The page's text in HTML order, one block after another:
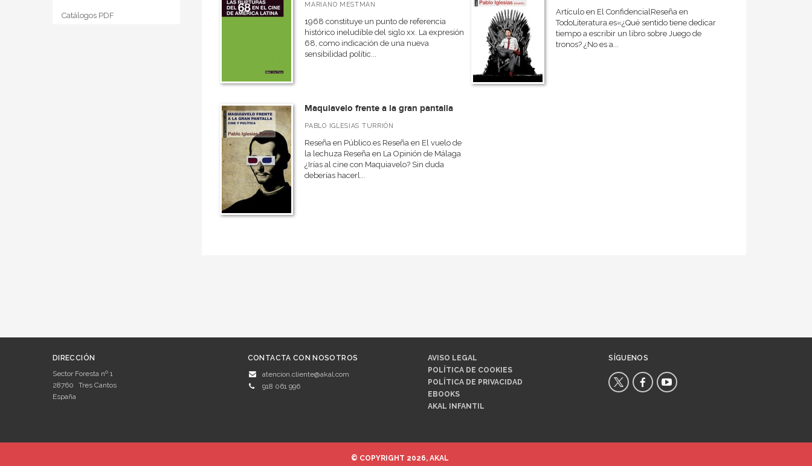
Catálogos PDF
MARIANO MESTMAN
1968 constituye un punto de referencia
histórico ineludible del siglo xx. La expresión
68, como indicación de una nueva
sensibilidad polític...
Artículo en El ConfidencialReseña en
TodoLiteratura.es«¿Qué sentido tiene dedicar
tiempo a escribir un libro sobre Juego de
tronos? ¿No es a...
Maquiavelo frente a la gran pantalla
PABLO IGLESIAS TURRIÓN
Reseña en Público.es Reseña en El vuelo de
la lechuza Reseña en La Opinión de Málaga
¿Irías al cine con Maquiavelo? Sin duda
deberías hacerl...
DIRECCIÓN
Sector Foresta nº 1
28760
Tres Cantos
España
CONTACTA CON NOSOTROS
atencion.cliente@akal.com
918 061 996
AVISO LEGAL
POLÍTICA DE COOKIES
POLÍTICA DE PRIVACIDAD
EBOOKS
AKAL INFANTIL
SÍGUENOS
© COPYRIGHT 2026, AKAL